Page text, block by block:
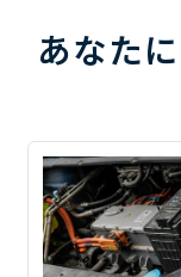
あなた